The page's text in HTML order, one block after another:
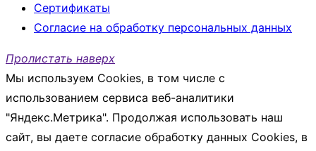
Сертификаты
Согласие на обработку персональных данных
Пролистать наверх
Мы используем Cookies, в том числе с
использованием сервиса веб-аналитики
"Яндекс.Метрика". Продолжая использовать наш
сайт, вы даете согласие обработку данных Cookies, в